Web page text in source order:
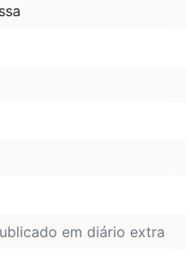
em diário extra